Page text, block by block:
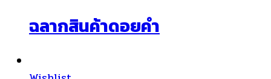
ฉลากสินค้าดอยคำ